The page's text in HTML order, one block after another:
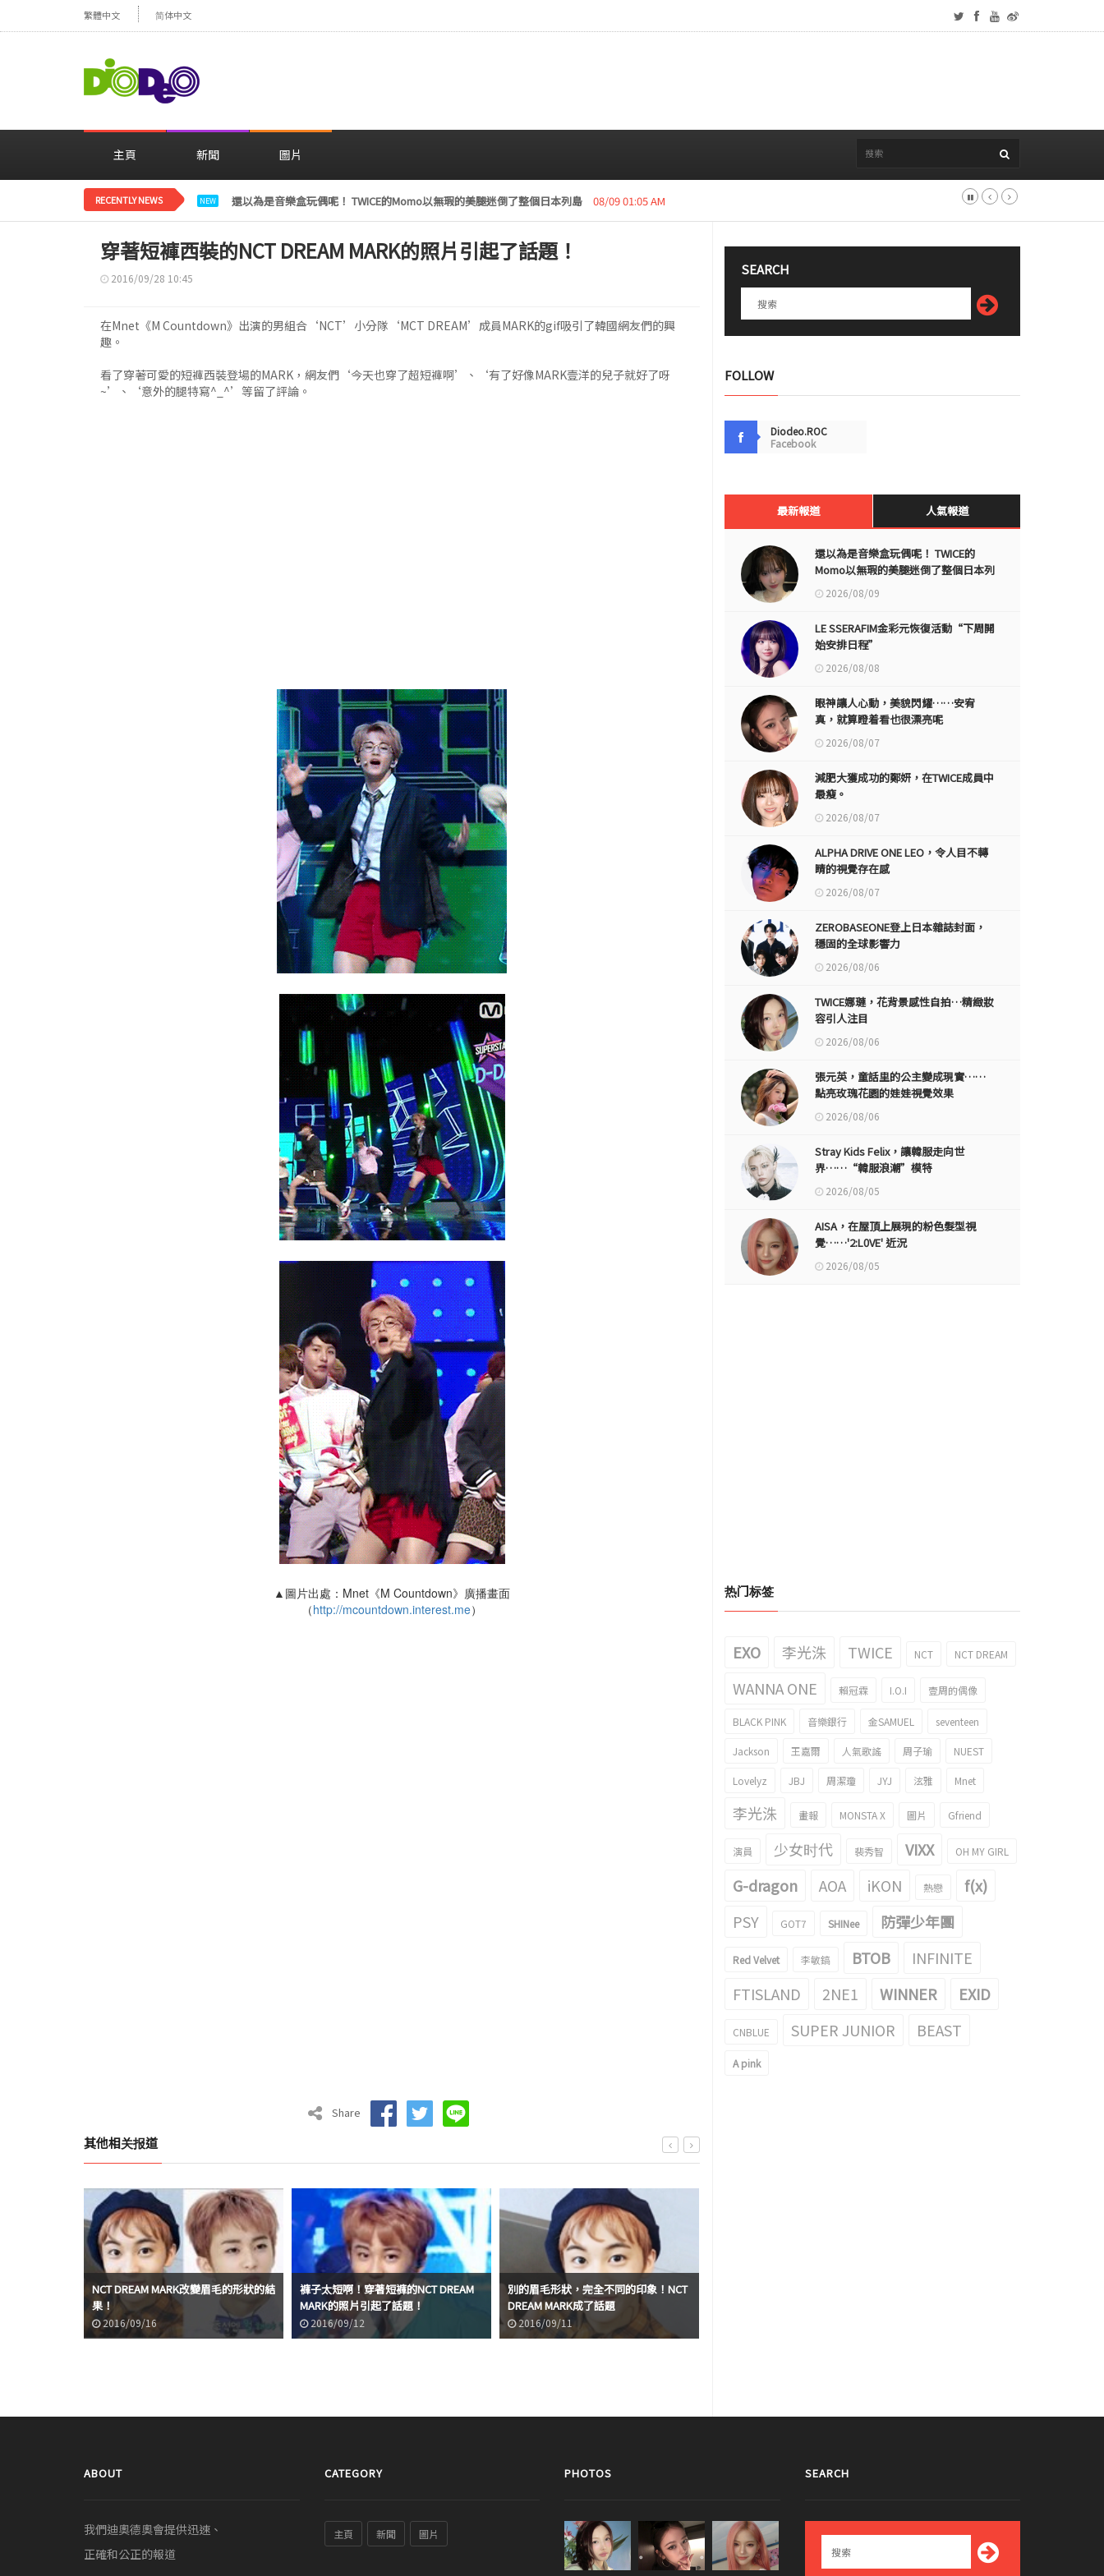
繁體中文 简体中文
主頁 新聞 圖片
RECENTLY NEWS NEW LE SSERAFIM金彩元恢復活動“下周開始安排日程” 08/08 01:05 AM
穿著短褲西裝的NCT DREAM MARK的照片引起了話題！
2016/09/28 10:45
在Mnet《M Countdown》出演的男組合‘NCT’小分隊‘MCT DREAM’成員MARK的gif吸引了韓國網友們的興
趣。
看了穿著可愛的短褲西裝登場的MARK，網友們‘今天也穿了超短褲啊’、‘有了好像MARK壹洋的兒子就好了呀
~’、‘意外的腿特寫^_^’等留了評論。
▲圖片出處：Mnet《M Countdown》廣播畫面
（http://mcountdown.interest.me）
Share
其他相关报道
NCT DREAM MARK改變眉毛的形狀的結
果！
2016/09/16
褲子太短啊！穿著短褲的NCT DREAM
MARK的照片引起了話題！
2016/09/12
別的眉毛形狀，完全不同的印象！NCT
DREAM MARK成了話題
2016/09/11
SEARCH
FOLLOW
Diodeo.ROC
Facebook
最新報道 人氣報道
還以為是音樂盒玩偶呢！ TWICE的
Momo以無瑕的美腿迷倒了整個日本列
島 2026/08/09
LE SSERAFIM金彩元恢復活動“下周開
始安排日程”
2026/08/08
眼神讓人心動，美貌閃耀……安宥
真，就算瞪着看也很漂亮呢
2026/08/07
減肥大獲成功的鄭妍，在TWICE成員中
最瘦。
2026/08/07
ALPHA DRIVE ONE LEO，令人目不轉
睛的視覺存在感
2026/08/07
ZEROBASEONE登上日本雜誌封面，
穩固的全球影響力
2026/08/06
TWICE娜璉，花背景感性自拍…精緻妝
容引人注目
2026/08/06
張元英，童話里的公主變成現實……
點亮玫瑰花園的娃娃視覺效果
2026/08/06
Stray Kids Felix，讓韓服走向世
界……“韓服浪潮”模特
2026/08/05
AISA，在屋頂上展現的粉色髮型視
覺……'2:L0VE' 近況
2026/08/05
热门标签
EXO 李光洙 TWICE NCT NCT DREAM
WANNA ONE 賴冠霖 I.O.I 壹周的偶像
BLACK PINK 音樂銀行 金SAMUEL seventeen
Jackson 王嘉爾 人氣歌謠 周子瑜 NUEST
Lovelyz JBJ 周潔瓊 JYJ 泫雅 Mnet
李光洙 畫報 MONSTA X 圖片 Gfriend
演員 少女时代 裴秀智 VIXX OH MY GIRL
G-dragon AOA iKON 熱戀
f(x)
PSY
GOT7 SHINee 防彈少年團
Red Velvet 李敏鎬 BTOB
INFINITE
FTISLAND
2NE1 WINNER EXID
CNBLUE SUPER JUNIOR BEAST
A pink
ABOUT
我們迪奧德奧會提供迅速、
正確和公正的報道
CATEGORY
主頁 新聞 圖片
PHOTOS SEARCH